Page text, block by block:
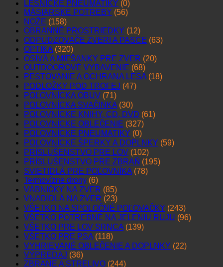
LESNÍCKE PNEUMATIKY (0)
MÄSIARSKE POTREBY (56)
NOŽE (158)
OBRANNÉ PROSTRIEDKY (12)
ODPUDZOVAČE ZVERI A PASCE (63)
OPTIKA (320)
OSIVÁ A MIEŠANKY PRE ZVER (20)
OUTDOOROVÉ VYBAVENIE (68)
PESTOVANIE A OCHRANA LESA (18)
PODLOŽKY POD TROFEJ (47)
POĽOVNÍCKA OBUV (71)
POĽOVNÍCKA SVAČINKA (30)
POĽOVNÍCKE KNIHY, CD, DVD (61)
POĽOVNÍCKE OBLEČENIE (327)
POĽOVNÍCKE PNEUMATIKY (0)
POĽOVNÍCKE ŠPERKY A DOPLNKY (59)
PRÍSLUŠENSTVO PRE LOV (102)
PRÍSLUŠENSTVO PRE ZBRAŇ (195)
SVIETIDLÁ PRE POĽOVNÍKA (78)
Termovízne drony (6)
VÁBNIČKY NA ZVER (85)
VNADIDLÁ NA ZVER (23)
VŠETKO NA SPOLOČNÉ POĽOVAČKY (243)
VŠETKO POTREBNÉ NA JELENIU RUJU (96)
VŠETKO PRE LOV SRNCA (139)
VŠETKO PRE PSA (118)
VYHRIEVANÉ OBLEČENIE A DOPLNKY (22)
VÝPREDAJ (36)
ZBRANE A STRELIVO (244)